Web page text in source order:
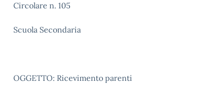
Circolare n. 105
Scuola Secondaria
OGGETTO: Ricevimento parenti